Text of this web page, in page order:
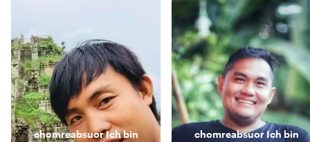
chomreabsuorIch bin chomreabsuor Ich bin